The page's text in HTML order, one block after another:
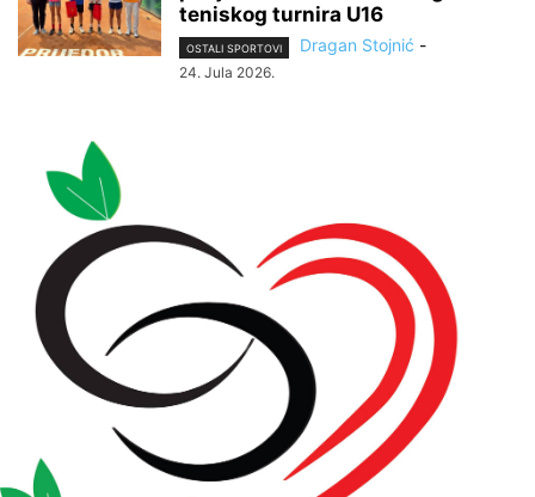
teniskog turnira U16
OSTALI SPORTOVI Dragan Stojnić -
24. Jula 2026.